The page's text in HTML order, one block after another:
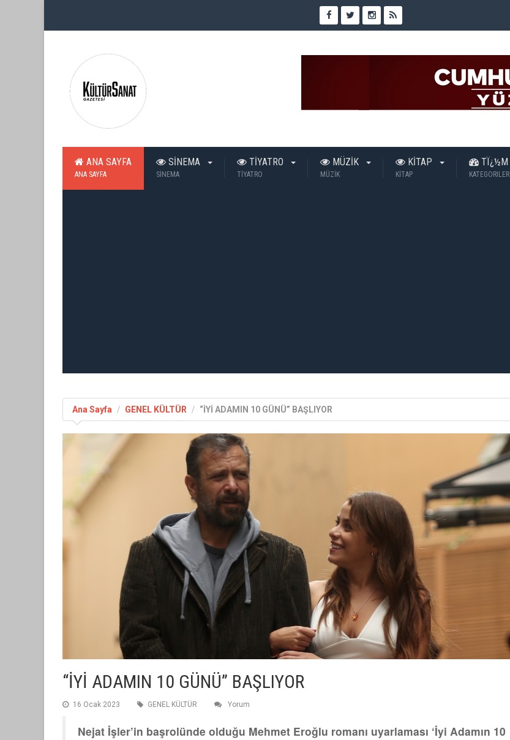
ANA SAYFA
ANA SAYFA
SİNEMA
SİNEMA
TİYATRO
TİYATRO
MÜZİK
MÜZİK
KİTAP
KİTAP
TÏ¿½M
KATEGORILER
Ana Sayfa GENEL KÜLTÜR “İYİ ADAMIN 10 GÜNÜ” BAŞLIYOR
“İYİ ADAMIN 10 GÜNÜ” BAŞLIYOR
16 Ocak 2023 GENEL KÜLTÜR Yorum
Nejat İşler’in başrolünde olduğu Mehmet Eroğlu romanı uyarlaması ‘İyi Adamın 10